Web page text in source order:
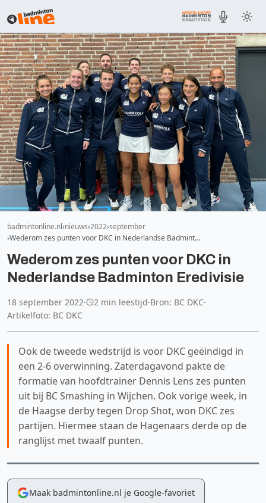
badmintonline.nl nieuws 2022 september
Wederom zes punten voor DKC in Nederlandse Badmint…
Wederom zes punten voor DKC in
Nederlandse Badminton Eredivisie
18 september 2022· 2 min leestijd·Bron: BC DKC·
Artikelfoto: BC DKC
Ook de tweede wedstrijd is voor DKC geëindigd in
een 2-6 overwinning. Zaterdagavond pakte de
formatie van hoofdtrainer Dennis Lens zes punten
uit bij BC Smashing in Wijchen. Ook vorige week, in
de Haagse derby tegen Drop Shot, won DKC zes
partijen. Hiermee staan de Hagenaars derde op de
ranglijst met twaalf punten.
Maak badmintonline.nl je Google-favoriet